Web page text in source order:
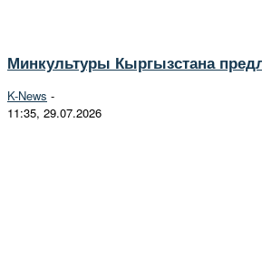
Минкультуры Кыргызстана
K-News -
11:35, 29.07.2026